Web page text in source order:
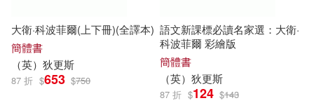
（英）查理斯．狄更斯(3)
(英) 狄更斯著(2) C.）(2)
清華大學出版社(11)
商務印書館(10)
可菲律賓店取(482)
大衛·科波菲爾(上下冊)(全譯本)
簡體書
（英） 狄更斯
87 折 $653 $750
語文新課標必讀名家選：大衛·
科波菲爾 彩繪版
簡體書
（英） 狄更斯
87 折 $124 $143